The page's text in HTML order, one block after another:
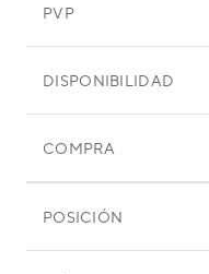
PVP
DISPONIBILIDAD
COMPRA
POSICIÓN